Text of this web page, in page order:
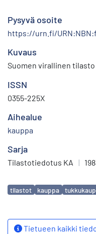
Pysyvä osoite
https://urn.fi/
Kuvaus
Suomen virallinen tilasto
ISSN
0355-225X
Aihealue
kauppa
Sarja
Tilastotiedotus KA |
Avainsanat
tilastot kauppa
Tietueen kaikki